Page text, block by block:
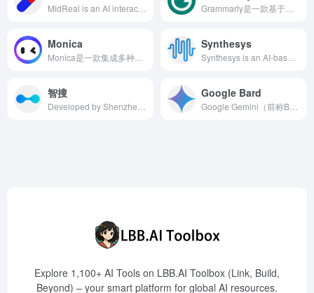
Monica Synthesys
智搜 Google Bard
Explore 1,100+ AI Tools on LBB.AI Toolbox (Link, Build,
Beyond) – your smart platform for global AI resources.